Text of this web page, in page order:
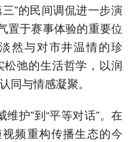
”的民间调侃进一步演
置于赛事体验的重要位
然与对市井温情的珍
弛的生活哲学，以润
同与情感凝聚。
护”到“平等对话”。在
频重构传播生态的今